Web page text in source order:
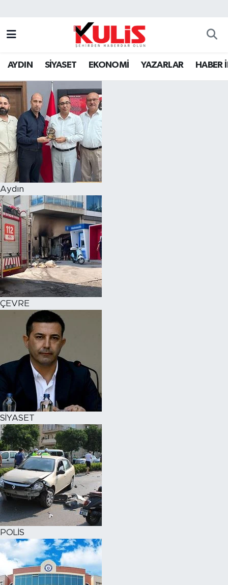
AYDIN SİYASET EKONOMİ YAZARLAR HABER
Aydın
ÇEVRE
SİYASET
POLİS